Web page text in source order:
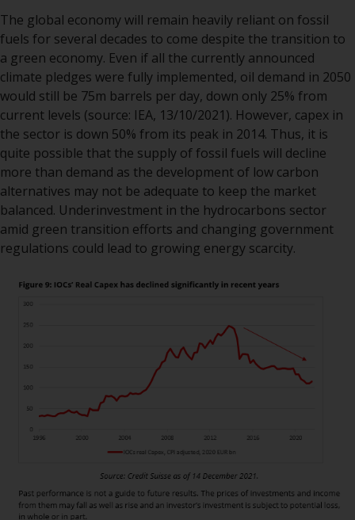
Änderungen am Inhalt
Die auf dieser Website
enthaltenen Informationen
werden so wie sie sind zur
Verfügung gestellt, können ohne
Vorankündigung geändert
werden und es wird keine
Garantie hinsichtlich ihrer
Genauigkeit, Vollständigkeit oder
Eignung für einen bestimmten
Zweck übernommen. Redwheel
hat seine eigenen Ansichten und
Meinungen auf dieser Website
(oder denen seiner verbundenen
Unternehmen) geäußert, und
Vorankündigung ändern.
Redwheel ist nicht verpflichtet,
Informationen zu aktualisieren,
und Leser sollten sich bei einer
Anlageentscheidung nicht
Website enthaltenen
The global economy will remain heavily reliant on fossil
fuels for several decades to come despite the transition to
a green economy. Even if all the currently announced
climate pledges were fully implemented, oil demand in 2050
would still be 75m barrels per day, down only 25% from
current levels (source: IEA, 13/10/2021). However, capex in
the sector is down 50% from its peak in 2014. Thus, it is
quite possible that the supply of fossil fuels will decline
more than demand as the development of low carbon
alternatives may not be adequate to keep the market
balanced. Underinvestment in the hydrocarbons sector
amid green transition efforts and changing government
regulations could lead to growing energy scarcity.